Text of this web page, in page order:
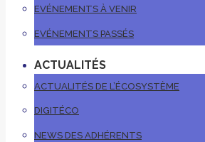
EVÉNEMENTS À VENIR
EVÉNEMENTS PASSÉS
ACTUALITÉS
ACTUALITÉS DE L’ÉCOSYSTÈME
DIGITÉCO
NEWS DES ADHÉRENTS